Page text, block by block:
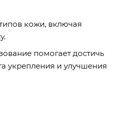
кожи, включая
помогает достичь
укрепления и улучшения